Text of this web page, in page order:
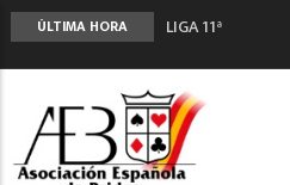
ÚLTIMA HORA
LIGA 11ª
Monitores de
ANUNCIATE EN
NUEVA